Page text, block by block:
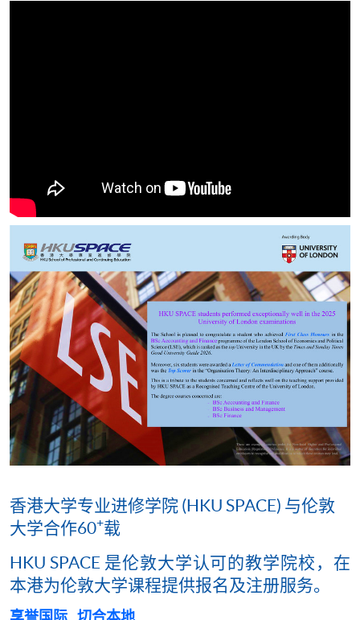
香港大学专业进修学院 (HKU SPACE) 与伦敦
大学合作60+载
HKU SPACE 是伦敦大学认可的教学院校，在
本港为伦敦大学课程提供报名及注册服务。
享誉国际 切合本地